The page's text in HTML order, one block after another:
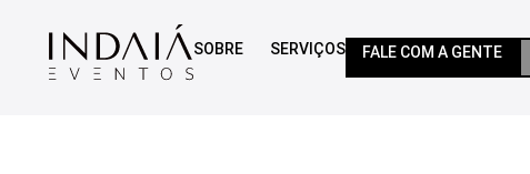
SOBRE SERVIÇOS FALE COM A GENTE